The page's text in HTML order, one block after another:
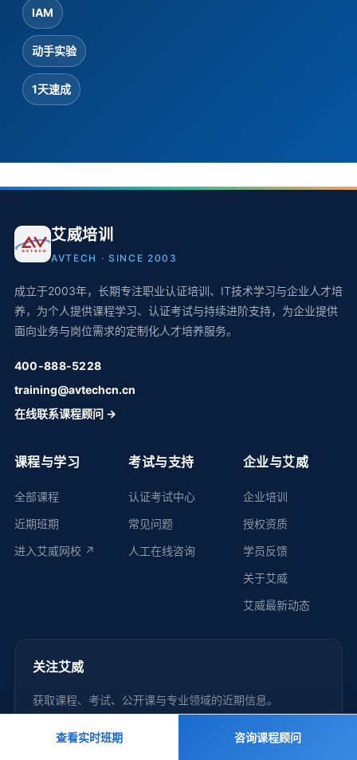
IAM
动手实验
1天速成
查看实时班期 咨询课程顾问
艾威培训
AVTECH · SINCE 2003
成立于2003年，长期专注职业认证培训、IT技术学习与企业人才培
养，为个人提供课程学习、认证考试与持续进阶支持，为企业提供
面向业务与岗位需求的定制化人才培养服务。
400-888-5228
training@avtechcn.cn
在线联系课程顾问 →
课程与学习
全部课程
近期班期
进入艾威网校 ↗
考试与支持
认证考试中心
常见问题
人工在线咨询
企业与艾威
企业培训
授权资质
学员反馈
关于艾威
艾威最新动态
关注艾威
获取课程、考试、公开课与专业领域的近期信息。
微信公众号